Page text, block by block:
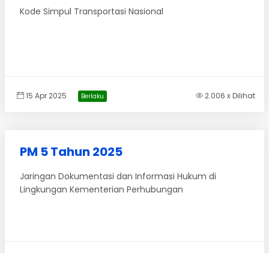
Kode Simpul Transportasi Nasional
15 Apr 2025 Berlaku 2.006 x Dilihat
PM 5 Tahun 2025
Jaringan Dokumentasi dan Informasi Hukum di
Lingkungan Kementerian Perhubungan